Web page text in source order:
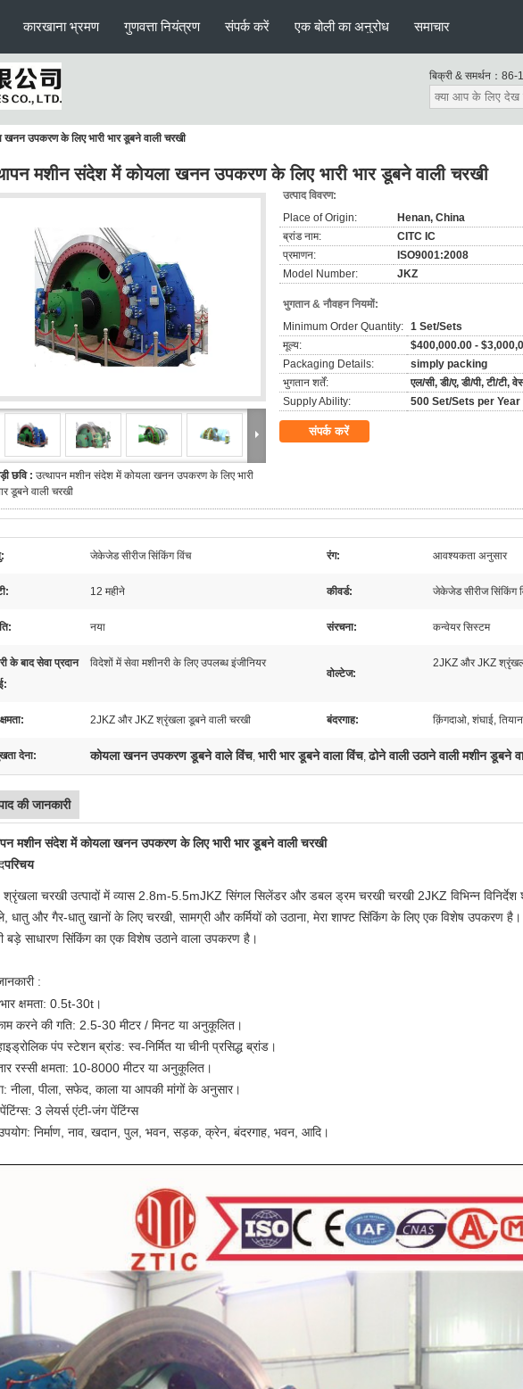
कारखाना भ्रमण गुणवत्ता नियंत्रण संपर्क करें एक बोली का अनुरोध समाचार
बिक्री & समर्थन： 86-
उपकरण के लिए भारी भार डूबने वाली चरखी
मशीन संदेश में कोयला खनन उपकरण के लिए भारी भार डूबने वाली चरखी
छवि : उत्थापन मशीन संदेश में कोयला खनन उपकरण के लिए भारी
डूबने वाली चरखी
उत्पाद विवरण:
Place of Origin:
Henan, China
ब्रांड नाम:
CITC IC
प्रमाणन:
ISO9001:2008
Model Number:
JKZ
भुगतान & नौवहन नियमों:
Minimum Order Quantity: 1 Set/Sets
मूल्य:
$400,000.00 -
Packaging Details:
simply packing
भुगतान शर्तें:
एल/सी, डी/ए, डी/पी, टी/टी,
Supply Ability:
500 Set/Sets per Year
संपर्क करें
जेकेजेड सीरीज सिंकिंग विंच रंग: आवश्यकता अनुसार
12 महीने कीवर्ड: जेकेजेड सीरीज सिंकिंग
नया संरचना: कन्वेयर सिस्टम
के बाद सेवा प्रदान
विदेशों में सेवा मशीनरी के लिए उपलब्ध इंजीनियर
वोल्टेज:
2JKZ और JKZ
2JKZ और JKZ श्रृंखला डूबने वाली चरखी बंदरगाह: क़िंगदाओ, शंघाई,
देना: कोयला खनन उपकरण डूबने वाले विंच, भारी भार डूबने वाला विंच,ढोने वाली उठाने वाली मशीन डूबने
की जानकारी
मशीन संदेश में कोयला खनन उपकरण के लिए भारी भार डूबने वाली चरखी
परिचय
चरखी उत्पादों में व्यास 2.8m-5.5mJKZ सिंगल सिलेंडर और डबल ड्रम चरखी चरखी 2JKZ विभिन्न विनिर्देश
धातु और गैर-धातु खानों के लिए चरखी, सामग्री और कर्मियों को उठाना, मेरा शाफ्ट सिंकिंग के लिए एक विशेष उपकरण
बड़े साधारण सिंकिंग का एक विशेष उठाने वाला उपकरण है।
:
क्षमता: 0.5t-30t।
करने की गति: 2.5-30 मीटर / मिनट या अनुकूलित।
पंप स्टेशन ब्रांड: स्व-निर्मित या चीनी प्रसिद्ध ब्रांड।
रस्सी क्षमता: 10-8000 मीटर या अनुकूलित।
नीला, पीला, सफेद, काला या आपकी मांगों के अनुसार।
3 लेयर्स एंटी-जंग पेंटिंग्स
निर्माण, नाव, खदान, पुल, भवन, सड़क, क्रेन, बंदरगाह, भवन, आदि।